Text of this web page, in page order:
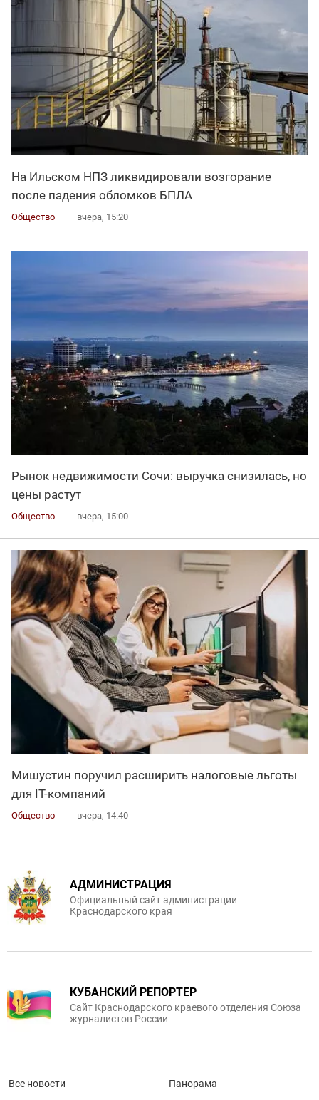
На Ильском НПЗ ликвидировали возгорание
после падения обломков БПЛА
Общество вчера, 15:20
Рынок недвижимости Сочи: выручка снизилась, но
цены растут
Общество вчера, 15:00
Мишустин поручил расширить налоговые льготы
для IT-компаний
Общество вчера, 14:40
АДМИНИСТРАЦИЯ
Официальный сайт администрации
Краснодарского края
КУБАНСКИЙ РЕПОРТЕР
Сайт Краснодарского краевого отделения Союза
журналистов России
Все новости Панорама